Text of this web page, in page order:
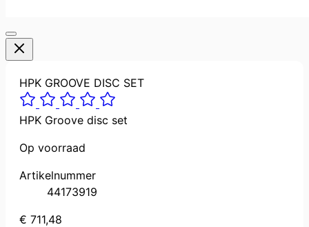
HPK GROOVE DISC SET
HPK Groove disc set
Op voorraad
Artikelnummer
44173919
€ 711,48